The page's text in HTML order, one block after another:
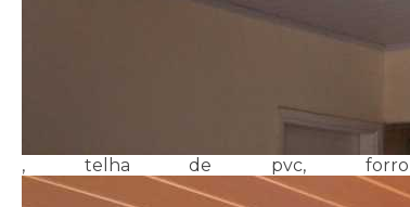
, telha de pvc, forro